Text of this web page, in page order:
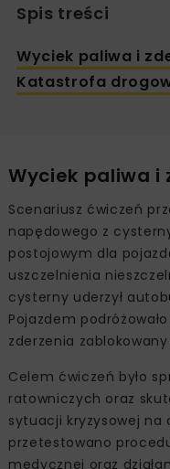
Spis treści
Wyciek paliwa i
Katastrofa
Wyciek paliwa i
Scenariusz ćwiczeń
napędowego z
postojowym dla
uszczelnienia
cysterny uderzył
Pojazdem
zderzenia
Celem ćwiczeń było
ratowniczych oraz
sytuacji kryzysowej na
przetestowano
medycznej oraz